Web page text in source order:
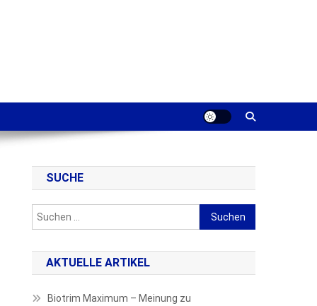
SUCHE
Suchen
nach:
AKTUELLE ARTIKEL
Biotrim Maximum – Meinung zu